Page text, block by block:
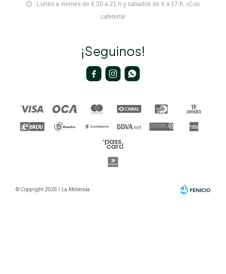
Lunes a viernes de 8:30 a 21 h y sábados de 9 a 17 h. ¡Con
cafetería!
¡Seguinos!
  
© Copyright 2026 / La Molienda